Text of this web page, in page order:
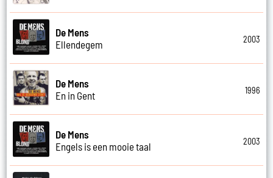
De Mens
Ellendegem
2003
De Mens
En in Gent
1996
De Mens
Engels is een mooie taal
2003